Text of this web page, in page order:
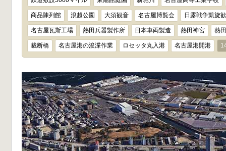
商品陳列館 浪越公園 大須観音 名古屋博覧会 日露戦争凱旋
名古屋瓦斯工場 熱田兵器製作所 日本車両製造 熱田神宮 熱
裁断橋 名古屋港の浚渫作業 ロセッタ丸入港 名古屋港開港